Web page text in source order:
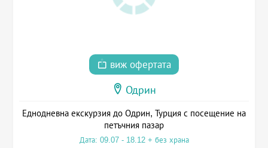
виж офертата
Одрин
Еднодневна екскурзия до Одрин, Турция с посещение на
петъчния пазар
Дата: 09.07 - 18.12 + без храна